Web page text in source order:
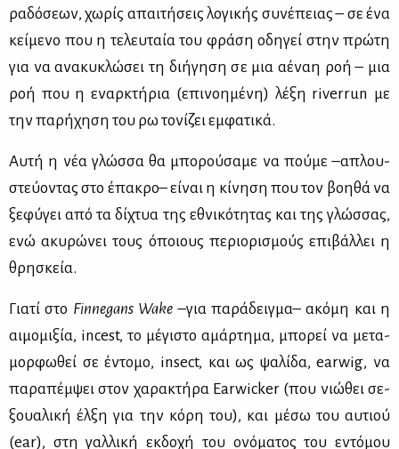
ρα­δό­σε­ων, χω­ρίς απαι­τή­σεις λο­γι­κής συ­νέ­πειας – σε ένα
κεί­με­νο που η τε­λευ­ταία του φρά­ση οδη­γεί στην πρώ­τη
για να ανα­κυ­κλώ­σει τη δι­ή­γη­ση σε μια αέ­ναη ροή – μια
ροή που η εναρ­κτή­ρια (επι­νοη­μέ­νη) λέ­ξη riverrun με
την πα­ρή­χη­ση του ρω το­νί­ζει εμ­φα­τι­κά.
Αυ­τή η νέα γλώσ­σα θα μπο­ρού­σα­με να πού­με –απλου­
στεύ­ο­ντας στο έπα­κρο– εί­ναι η κί­νη­ση που τον βοη­θά να
ξε­φύ­γει από τα δί­χτυα της εθνι­κό­τη­τας και της γλώσ­σας,
ενώ ακυ­ρώ­νει τους όποιους πε­ριο­ρι­σμούς επι­βάλ­λει η
θρη­σκεία.
Για­τί στο Finnegans Wake –για πα­ρά­δειγ­μα– ακό­μη και η
αι­μο­μι­ξία, incest, το μέ­γι­στο αμάρ­τη­μα, μπο­ρεί να με­τα­
μορ­φω­θεί σε έντο­μο, insect, και ως ψα­λί­δα, earwig, να
πα­ρα­πέμ­ψει στον χα­ρα­κτή­ρα Earwicker (που νιώ­θει σε­
ξουα­λι­κή έλ­ξη για την κό­ρη του), και μέ­σω του αυ­τιού
(ear), στη γαλ­λι­κή εκ­δο­χή του ονό­μα­τος του εντό­μου